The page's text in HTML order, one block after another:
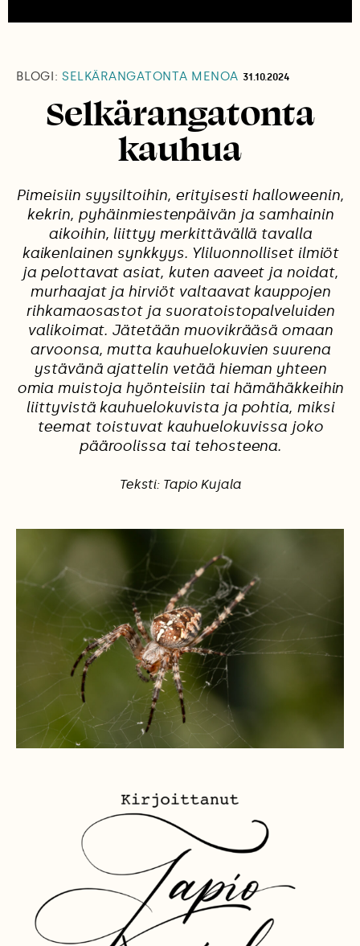
BLOGI: SELKÄRANGATONTA MENOA 31.10.2024
Selkärangatonta
kauhua
Pimeisiin syysiltoihin, erityisesti halloweenin,
kekrin, pyhäinmiestenpäivän ja samhainin
aikoihin, liittyy merkittävällä tavalla
kaikenlainen synkkyys. Yliluonnolliset ilmiöt
ja pelottavat asiat, kuten aaveet ja noidat,
murhaajat ja hirviöt valtaavat kauppojen
rihkamaosastot ja suoratoistopalveluiden
valikoimat. Jätetään muovikrääsä omaan
arvoonsa, mutta kauhuelokuvien suurena
ystävänä ajattelin vetää hieman yhteen
omia muistoja hyönteisiin tai hämähäkkeihin
liittyvistä kauhuelokuvista ja pohtia, miksi
teemat toistuvat kauhuelokuvissa joko
pääroolissa tai tehosteena.
Teksti: Tapio Kujala